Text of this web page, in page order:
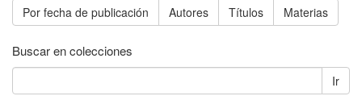
Por fecha de publicación Autores Títulos Materias
Buscar en colecciones
Ir